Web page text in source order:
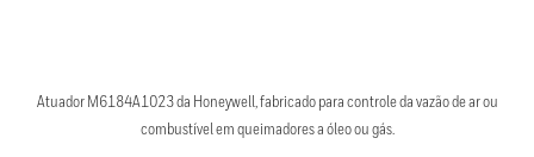
Atuador M6184A1023 da Honeywell, fabricado para controle da vazão de ar ou
combustível em queimadores a óleo ou gás.